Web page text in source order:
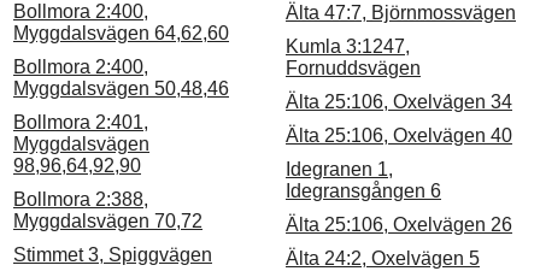
Bollmora 2:400,
Myggdalsvägen 64,62,60
Bollmora 2:400,
Myggdalsvägen 50,48,46
Bollmora 2:401,
Myggdalsvägen
98,96,64,92,90
Bollmora 2:388,
Myggdalsvägen 70,72
Stimmet 3, Spiggvägen
Älta 47:7, Björnmossvägen
Kumla 3:1247,
Fornuddsvägen
Älta 25:106, Oxelvägen 34
Älta 25:106, Oxelvägen 40
Idegranen 1,
Idegransgången 6
Älta 25:106, Oxelvägen 26
Älta 24:2, Oxelvägen 5